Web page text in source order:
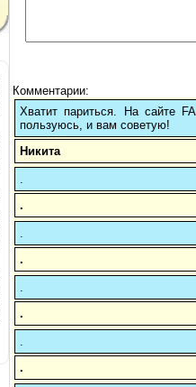
Комментарии:
Хватит париться. На сайте
пользуюсь, и вам советую!
Никита
.
.
.
.